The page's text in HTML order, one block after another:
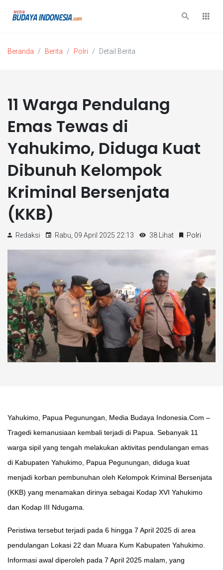
Beranda Berita Polri Detail Berita
11 Warga Pendulang
Emas Tewas di
Yahukimo, Diduga Kuat
Dibunuh Kelompok
Kriminal Bersenjata
(KKB)
Redaksi Rabu, 09 April 2025 22:13 38 Lihat Polri
Yahukimo, Papua Pegunungan, Media Budaya Indonesia.Com –
Tragedi kemanusiaan kembali terjadi di Papua. Sebanyak 11
warga sipil yang tengah melakukan aktivitas pendulangan emas
di Kabupaten Yahukimo, Papua Pegunungan, diduga kuat
menjadi korban pembunuhan oleh Kelompok Kriminal Bersenjata
(KKB) yang menamakan dirinya sebagai Kodap XVI Yahukimo
dan Kodap III Ndugama.
Peristiwa tersebut terjadi pada 6 hingga 7 April 2025 di area
pendulangan Lokasi 22 dan Muara Kum Kabupaten Yahukimo.
Informasi awal diperoleh pada 7 April 2025 malam, yang